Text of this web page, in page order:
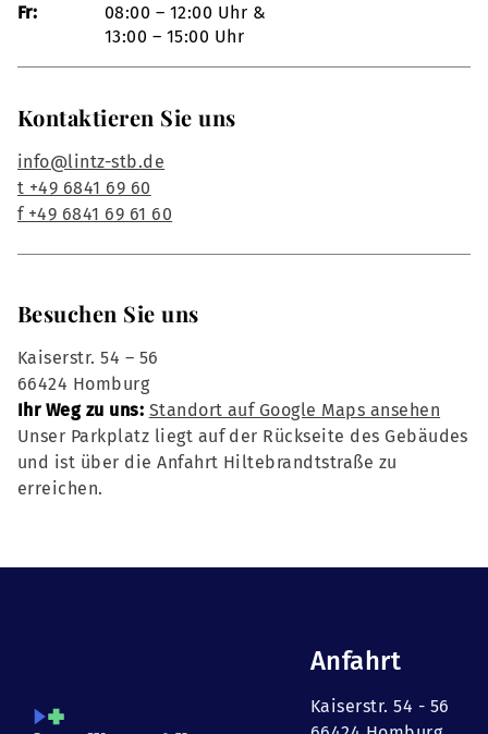
Fr:
08:00 – 12:00 Uhr &
13:00 – 15:00 Uhr
Kontaktieren Sie uns
info@lintz-stb.de
t +49 6841 69 60
f +49 6841 69 61 60
Besuchen Sie uns
Kaiserstr. 54 – 56
66424 Homburg
Ihr Weg zu uns: Standort auf Google Maps ansehen
Unser Parkplatz liegt auf der Rückseite des Gebäudes
und ist über die Anfahrt Hiltebrandtstraße zu
erreichen.
Anfahrt
Kaiserstr. 54 - 56